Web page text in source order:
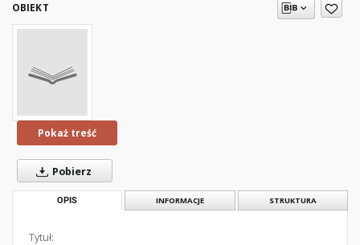
OBIEKT
Pokaż treść
Pobierz
OPIS INFORMACJE STRUKTURA
Tytuł: